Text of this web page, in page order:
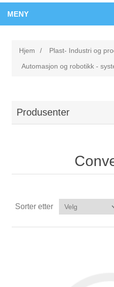
MENY
Hjem / Plast- Industri og
Automasjon og robotikk -
Produsenter
Sorter etter